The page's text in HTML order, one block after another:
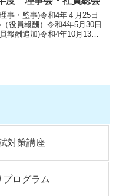
事・監事)令和4年４月25日
役員報酬）令和4年5月30日
報酬追加)令和4年10月13日
対策講座
ログラム